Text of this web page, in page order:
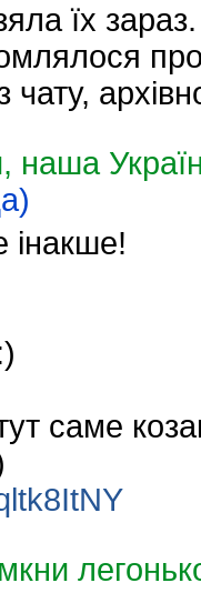
їх
наша
інакше!
саме